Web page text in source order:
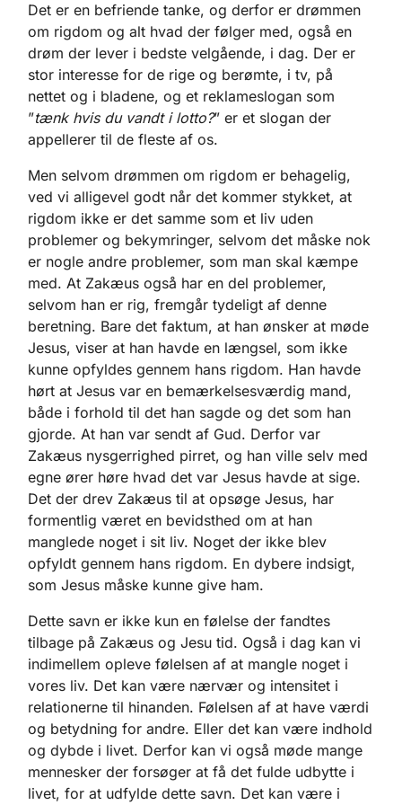
Det er en befriende tanke, og derfor er drømmen
om rigdom og alt hvad der følger med, også en
drøm der lever i bedste velgående, i dag. Der er
stor interesse for de rige og berømte, i tv, på
nettet og i bladene, og et reklameslogan som
”tænk hvis du vandt i lotto?” er et slogan der
appellerer til de fleste af os.
Men selvom drømmen om rigdom er behagelig,
ved vi alligevel godt når det kommer stykket, at
rigdom ikke er det samme som et liv uden
problemer og bekymringer, selvom det måske nok
er nogle andre problemer, som man skal kæmpe
med. At Zakæus også har en del problemer,
selvom han er rig, fremgår tydeligt af denne
beretning. Bare det faktum, at han ønsker at møde
Jesus, viser at han havde en længsel, som ikke
kunne opfyldes gennem hans rigdom. Han havde
hørt at Jesus var en bemærkelsesværdig mand,
både i forhold til det han sagde og det som han
gjorde. At han var sendt af Gud. Derfor var
Zakæus nysgerrighed pirret, og han ville selv med
egne ører høre hvad det var Jesus havde at sige.
Det der drev Zakæus til at opsøge Jesus, har
formentlig været en bevidsthed om at han
manglede noget i sit liv. Noget der ikke blev
opfyldt gennem hans rigdom. En dybere indsigt,
som Jesus måske kunne give ham.
Dette savn er ikke kun en følelse der fandtes
tilbage på Zakæus og Jesu tid. Også i dag kan vi
indimellem opleve følelsen af at mangle noget i
vores liv. Det kan være nærvær og intensitet i
relationerne til hinanden. Følelsen af at have værdi
og betydning for andre. Eller det kan være indhold
og dybde i livet. Derfor kan vi også møde mange
mennesker der forsøger at få det fulde udbytte i
livet, for at udfylde dette savn. Det kan være i